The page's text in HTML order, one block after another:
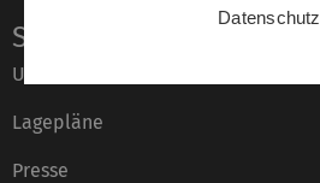
Service
Universität von A–Z
Lagepläne
Presse
Datenschutz